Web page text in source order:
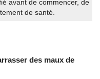
avant de commencer, de
de santé.
des maux de